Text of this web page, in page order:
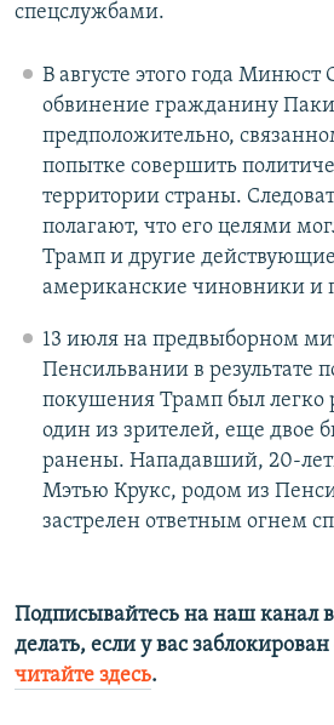
спецслужбами.
В августе этого года
обвинение гражданину
предположительно,
попытке совершить
территории страны.
полагают, что его целями
Трамп и другие
американские чиновники и
13 июля на предвыборном
Пенсильвании в результате
покушения Трамп был легко
один из зрителей, еще двое
ранены. Нападавший, 20-
Мэтью Крукс, родом из
застрелен ответным огнем
Подписывайтесь на наш канал в
делать, если у вас
читайте здесь.